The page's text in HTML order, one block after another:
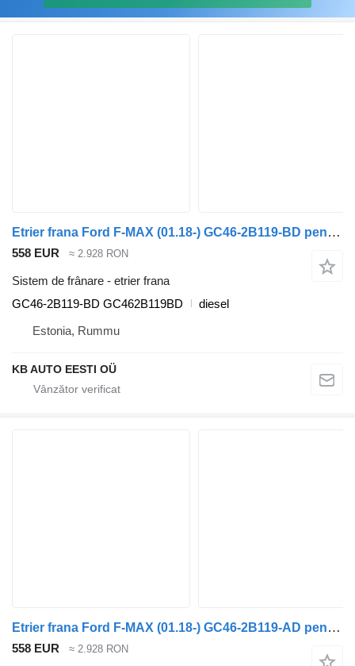
Etrier frana Ford F-MAX (01.18-) GC46-2B119-BD pentru camion Ford F-MAX (01.18-)
558 EUR ≈ 2.928 RON
Sistem de frânare - etrier frana
GC46-2B119-BD GC462B119BD
diesel
Estonia, Rummu
KB AUTO EESTI OÜ
Etrier frana Ford F-MAX (01.18-) GC46-2B119-AD pentru camion Ford F-MAX (01.18-)
558 EUR ≈ 2.928 RON